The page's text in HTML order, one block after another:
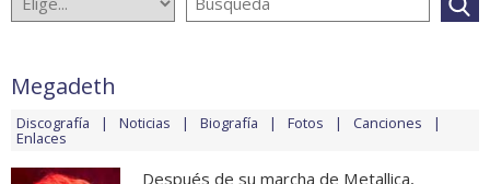
Megadeth
Discografía Noticias Biografía Fotos Canciones
Enlaces
Después de su marcha de Metallica,